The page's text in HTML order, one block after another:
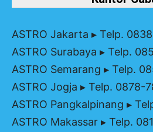
ASTRO Jakarta ▸ Telp.
ASTRO Surabaya ▸ Telp.
ASTRO Semarang ▸ Telp.
ASTRO Jogja ▸ Telp. 0878-
ASTRO Pangkalpinang ▸
ASTRO Makassar ▸ Telp.